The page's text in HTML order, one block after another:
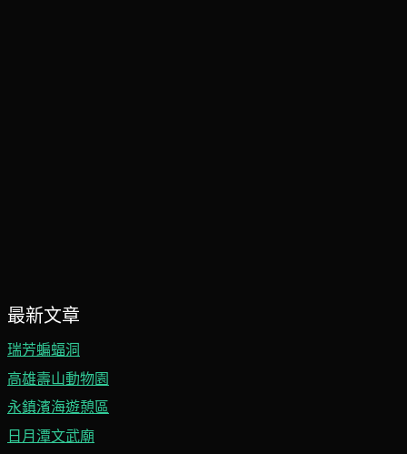
最新文章
瑞芳蝙蝠洞
高雄壽山動物園
永鎮濱海遊憩區
日月潭文武廟